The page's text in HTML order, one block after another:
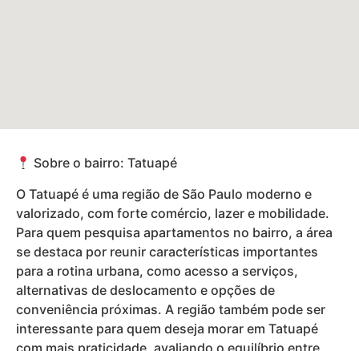
Sobre o bairro: Tatuapé
O Tatuapé é uma região de São Paulo moderno e
valorizado, com forte comércio, lazer e mobilidade.
Para quem pesquisa apartamentos no bairro, a área
se destaca por reunir características importantes
para a rotina urbana, como acesso a serviços,
alternativas de deslocamento e opções de
conveniência próximas. A região também pode ser
interessante para quem deseja morar em Tatuapé
com mais praticidade, avaliando o equilíbrio entre